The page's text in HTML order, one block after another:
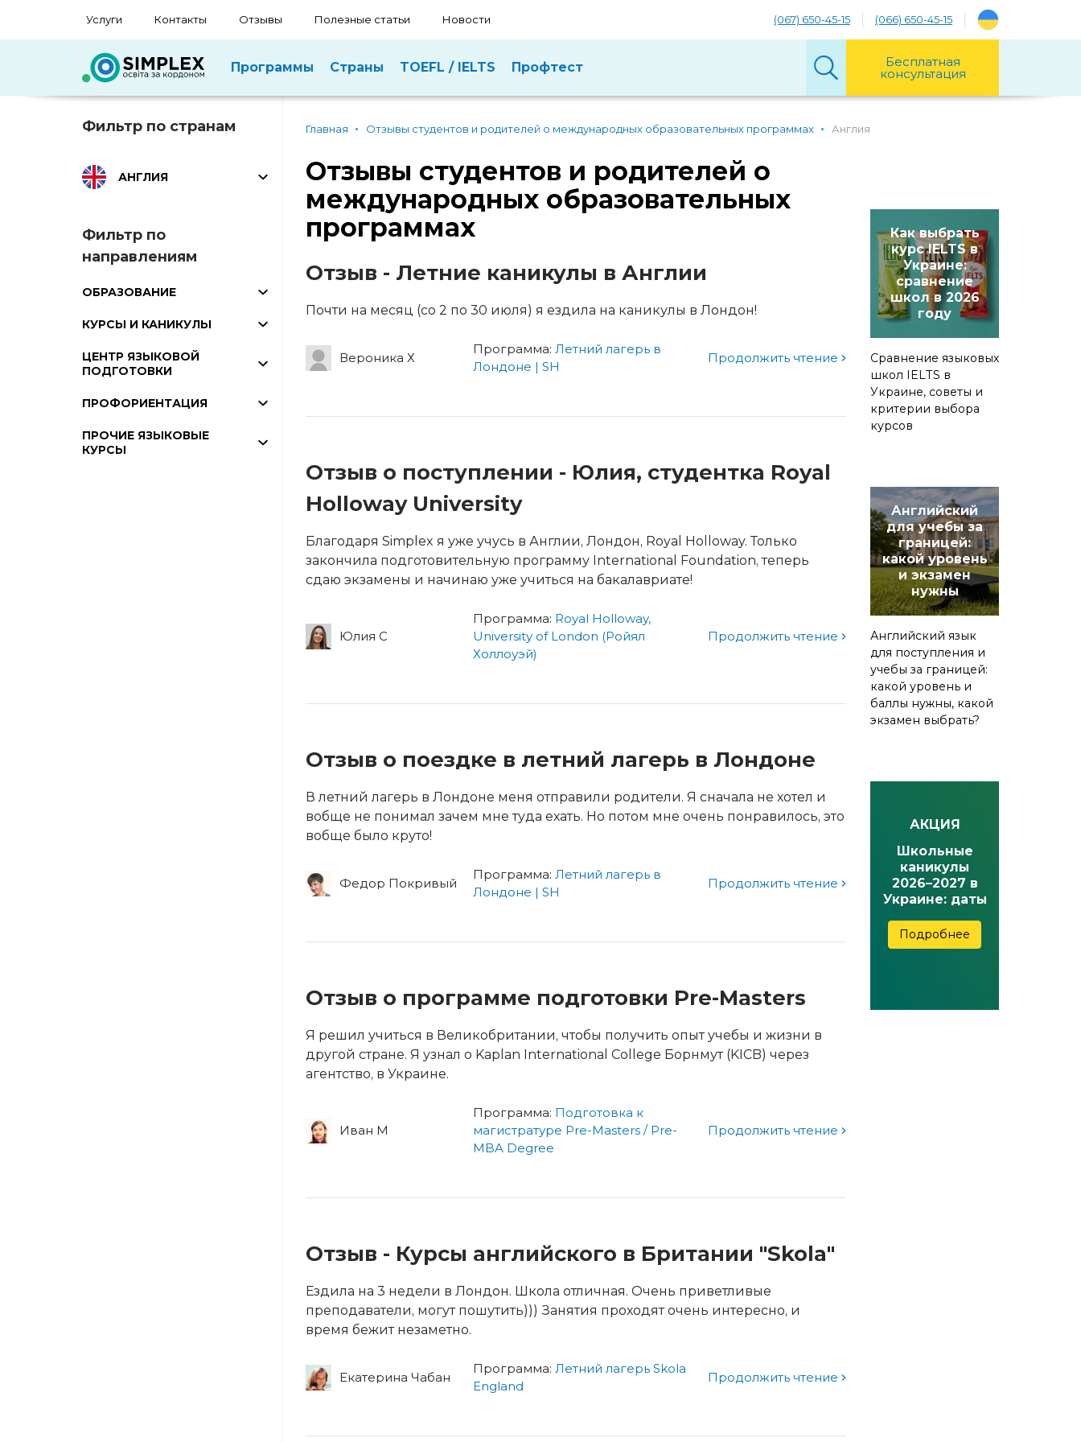
Услуги Контакты Отзывы Полезные статьи Новости (067) 650-45-15 (066) 650-45-15
Программы Страны TOEFL / IELTS Профтест Бесплатная
консультация
Фильтр по странам
АНГЛИЯ
Фильтр по
направлениям
ОБРАЗОВАНИЕ
КУРСЫ И КАНИКУЛЫ
ЦЕНТР ЯЗЫКОВОЙ
ПОДГОТОВКИ
ПРОФОРИЕНТАЦИЯ
ПРОЧИЕ ЯЗЫКОВЫЕ
КУРСЫ
Главная Отзывы студентов и родителей о международных образовательных программах Англия
Отзывы студентов и родителей о
международных образовательных
программах
Отзыв - Летние каникулы в Англии
Почти на месяц (со 2 по 30 июля) я ездила на каникулы в Лондон!
Продолжить чтение
Вероника Х
Программа: Летний лагерь в
Лондоне | SH
Отзыв о поступлении - Юлия, студентка Royal
Holloway University
Благодаря Simplex я уже учусь в Англии, Лондон, Royal Holloway. Только
закончила подготовительную программу International Foundation, теперь
сдаю экзамены и начинаю уже учиться на бакалавриате!
Продолжить чтение
Юлия С
Программа: Royal Holloway,
University of London (Ройял
Холлоуэй)
Отзыв о поездке в летний лагерь в Лондоне
В летний лагерь в Лондоне меня отправили родители. Я сначала не хотел и
вобще не понимал зачем мне туда ехать. Но потом мне очень понравилось, это
вобще было круто!
Продолжить чтение
Федор Покривый
Программа: Летний лагерь в
Лондоне | SH
Отзыв о программе подготовки Pre-Masters
Я решил учиться в Великобритании, чтобы получить опыт учебы и жизни в
другой стране. Я узнал о Kaplan International College Борнмут (KICB) через
агентcтво, в Украине.
Продолжить чтение
Иван М
Программа: Подготовка к
магистратуре Pre-Masters / Pre-
MBA Degree
Отзыв - Курсы английского в Британии "Skola"
Ездила на 3 недели в Лондон. Школа отличная. Очень приветливые
преподаватели, могут пошутить))) Занятия проходят очень интересно, и
время бежит незаметно.
Продолжить чтение
Екатерина Чабан
Программа: Летний лагерь Skola
England
Как выбрать
курс IELTS в
Украине:
сравнение
школ в 2026
году
Сравнение языковых
школ IELTS в
Украине, советы и
критерии выбора
курсов
Английский
для учебы за
границей:
какой уровень
и экзамен
нужны
Английский язык
для поступления и
учебы за границей:
какой уровень и
баллы нужны, какой
экзамен выбрать?
АКЦИЯ
Школьные
каникулы
2026–2027 в
Украине: даты
зимних,
весенних и
Подробнее